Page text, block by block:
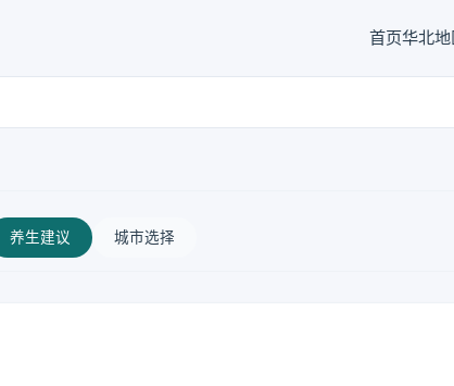
首页华北地
养生建议 城市选择